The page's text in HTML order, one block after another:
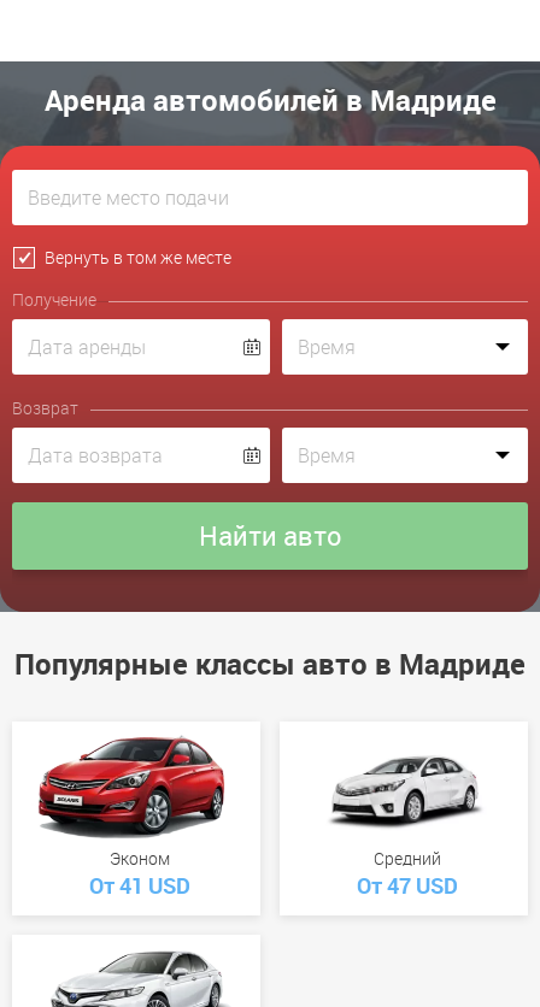
Аренда автомобилей в Мадриде
Вернуть в том же месте
Получение
Возврат
Популярные классы авто в Мадриде
Эконом
От 41 USD
Средний
От 47 USD